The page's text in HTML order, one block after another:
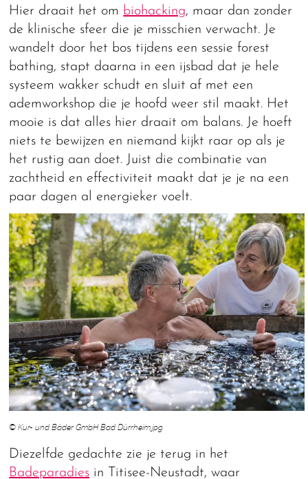
Hier draait het om biohacking, maar dan zonder
de klinische sfeer die je misschien verwacht. Je
wandelt door het bos tijdens een sessie forest
bathing, stapt daarna in een ijsbad dat je hele
systeem wakker schudt en sluit af met een
ademworkshop die je hoofd weer stil maakt. Het
mooie is dat alles hier draait om balans. Je hoeft
niets te bewijzen en niemand kijkt raar op als je
het rustig aan doet. Juist die combinatie van
zachtheid en effectiviteit maakt dat je je na een
paar dagen al energieker voelt.
© Kur- und Bäder GmbH Bad Dürrheim.jpg
Diezelfde gedachte zie je terug in het
Badeparadies in Titisee-Neustadt, waar